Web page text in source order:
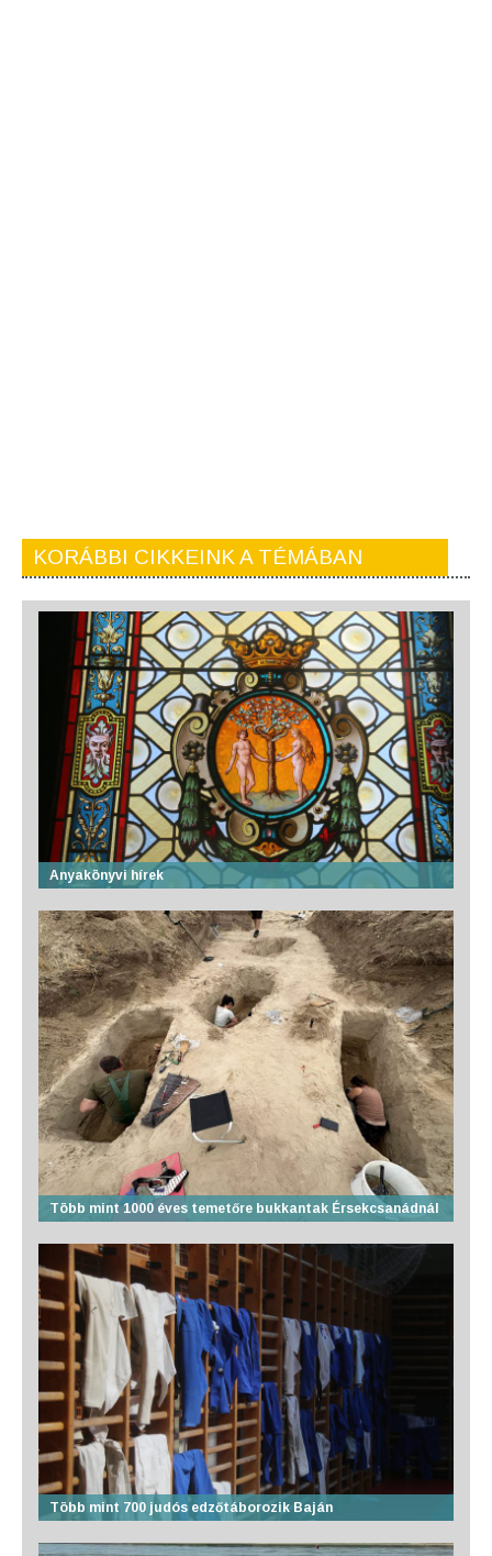
KORÁBBI CIKKEINK A TÉMÁBAN
Anyakönyvi hírek
Több mint 1000 éves temetőre bukkantak Érsekcsanádnál
Több mint 700 judós edzőtáborozik Baján